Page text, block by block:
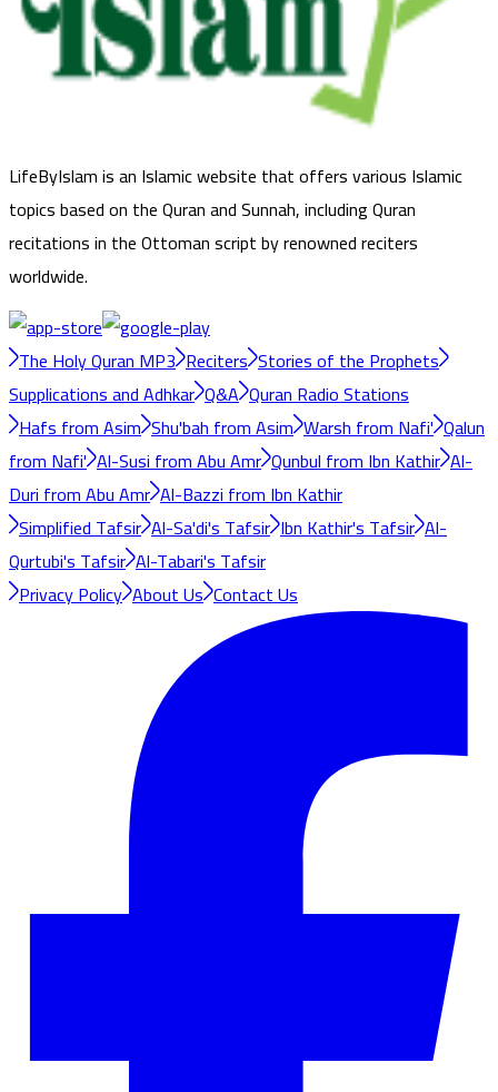
LifeByIslam is an Islamic website that offers various Islamic
topics based on the Quran and Sunnah, including Quran
recitations in the Ottoman script by renowned reciters
worldwide.
The Holy Quran MP3 Reciters Stories of the Prophets
Supplications and Adhkar Q&A Quran Radio Stations
Hafs from Asim Shu'bah from Asim Warsh from Nafi' Qalun
from Nafi' Al-Susi from Abu Amr Qunbul from Ibn Kathir Al-
Duri from Abu Amr Al-Bazzi from Ibn Kathir
Simplified Tafsir Al-Sa'di's Tafsir Ibn Kathir's Tafsir Al-
Qurtubi's Tafsir Al-Tabari's Tafsir
Privacy Policy About Us Contact Us